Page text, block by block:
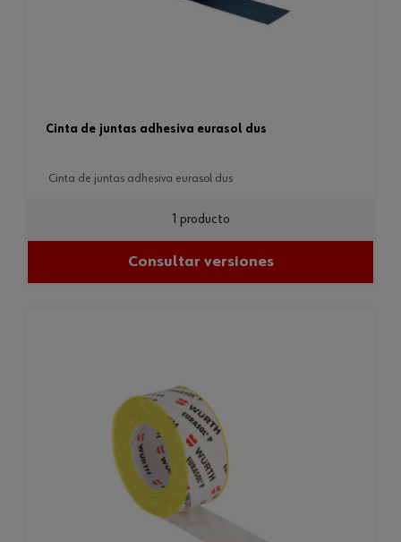
cinta de juntas adhesiva eurasol dus
cinta de juntas adhesiva eurasol dus
1 producto
Consultar versiones